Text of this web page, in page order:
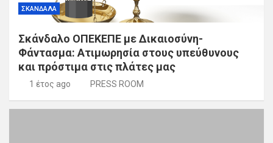
ΣΚΑΝΔΑΛΑ
Σκάνδαλο ΟΠΕΚΕΠΕ με Δικαιοσύνη-
Φάντασμα: Ατιμωρησία στους υπεύθυνους
και πρόστιμα στις πλάτες μας
1 έτος ago PRESS ROOM